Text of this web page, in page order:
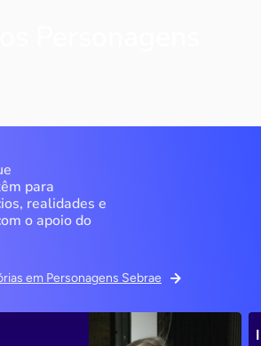
para
realidades e
o apoio do
em Personagens Sebrae